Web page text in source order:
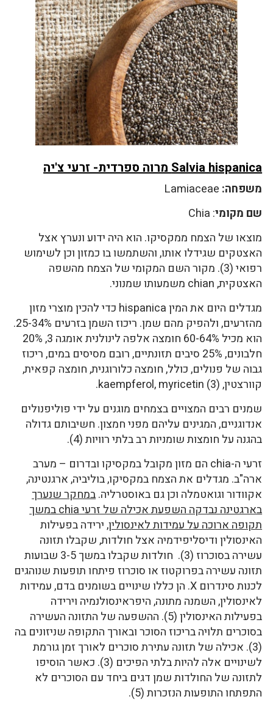
Salvia hispanica מרוה ספרדית- זרעי צ'יה
משפחה:
שם מקומי: Chia
מוצאו של הצמח ממקסיקו. הוא היה ידוע ונערץ אצל
האצטקים שגידלו אותו, והשתמשו בו כמזון וכן לשימוש
רפואי (3). מקור השם המקומי של הצמח מהשפה
האצטקית, chian משמעותו שמנוני.
מגדלים היום את המין hispanica כדי להכין מוצרי מזון
מהזרעים, ולהפיק מהם שמן. ריכוז השמן בזרעים 25-34%.
הוא מכיל 60-64% חומצה אלפה לינולנית אומגה 3, 20%
חלבונים, 25% סיבים תזונתיים, רובם מסיסים במים, ריכוז
גבוה של פנולים, כולל, חומצה כלורוגנית, חומצה קפאית,
קוורצטין, kaempferol, myricetin (3).
שמנים רבים המצויים בצמחים מוגנים על ידי פוליפנולים
אנדוגניים, המגינים עליהם מפני חמצון. חשיבותם גדולה
בהגנה על חומצות שומניות רב בלתי רוויות (4).
זרעי ה-chia הם מזון מקובל במקסיקו ובדרום – מערב
ארה"ב. מגדלים את הצמח במקסיקו, בוליביה, ארגנטינה,
אקוודור וגואטמלה וכן גם באוסטרליה.במחקר שנערך
בארגטינה נבדקה השפעת אכילה של זרעי chia במשך
תקופה ארוכה על עמידות לאינסולין,ירידה בפעילות
האינסולין ודיסליפידמיה אצל חולדות, שקבלו תזונה
עשירה בסוכרוז (3). חולדות שקבלו במשך 3-5 שבועות
תזונה עשירה בפרוקטוז או סוכרוז פיתחו תופעות שנוהגים
לכנות סינדרום X. הן כללו שינויים בשומנים בדם, עמידות
לאינסולין, השמנה מתונה, היפראינסולנמיה וירידה
בפעילות האינסולין (5). ההשפעה של התזונה העשירה
בסוכרים תלויה בריכוז הסוכר ובאורך התקופה שניזונים בה
(3). אכילה של תזונה עתירת סוכרים לאורך זמן גורמת
לשינויים אלה להיות בלתי הפיכים (3). כאשר הוסיפו
לתזונה של החולדות שמן דגים ביחד עם הסוכרים לא
התפתחו התופעות הנזכרות (5).